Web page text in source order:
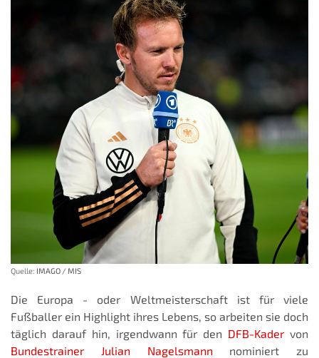
Quelle: IMAGO / MIS
Die Europa - oder Weltmeisterschaft ist für viele
Fußballer ein Highlight ihres Lebens, so arbeiten sie doch
täglich darauf hin, irgendwann für den DFB-Kader von
Bundestrainer Julian Nagelsmann nominiert zu